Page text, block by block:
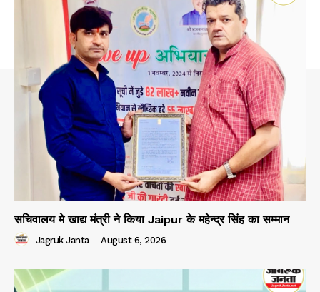
Company
Contact us
Subscription Plans
My account
सचिवालय मे खाद्य मंत्री ने किया Jaipur के महेन्द्र सिंह का सम्मान
Jagruk Janta - August 6, 2026